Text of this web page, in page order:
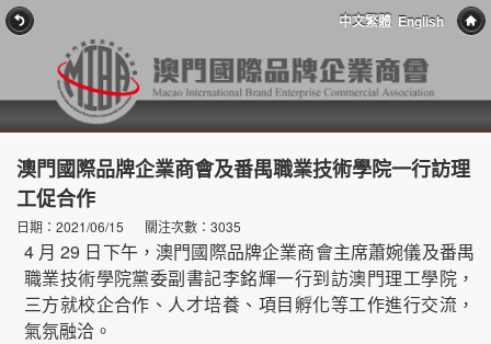
中文繁體 English
澳門國際品牌企業商會及番禺職業技術學院一行訪理
工促合作
日期：2021/06/15 關注次數：3035
4 月 29 日下午，澳門國際品牌企業商會主席蕭婉儀及番禺
職業技術學院黨委副書記李銘輝一行到訪澳門理工學院，
三方就校企合作、人才培養、項目孵化等工作進行交流，
氣氛融洽。